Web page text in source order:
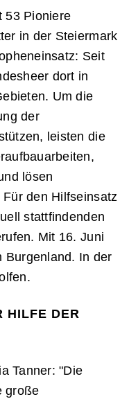
53 Pioniere
in der Steiermark
Seit
dort in
Um die
der
leisten die
lösen
den Hilfseinsatz
stattfindenden
Mit 16. Juni
Burgenland. In der
HILFE DER
Tanner: "Die
große